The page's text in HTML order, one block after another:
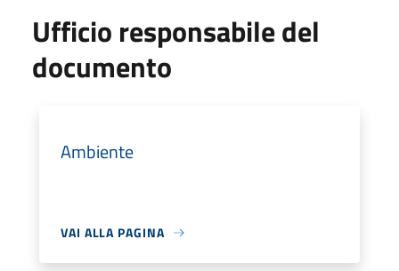
Ufficio responsabile del
documento
Ambiente
VAI ALLA PAGINA